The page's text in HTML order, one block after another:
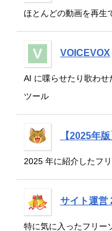
ほとんどの動画を再生
VOICEVOX
AI に喋らせたり歌わ
ツール
【2025年
2025 年に紹介したフ
サイト運営
特に気に入ったフリー